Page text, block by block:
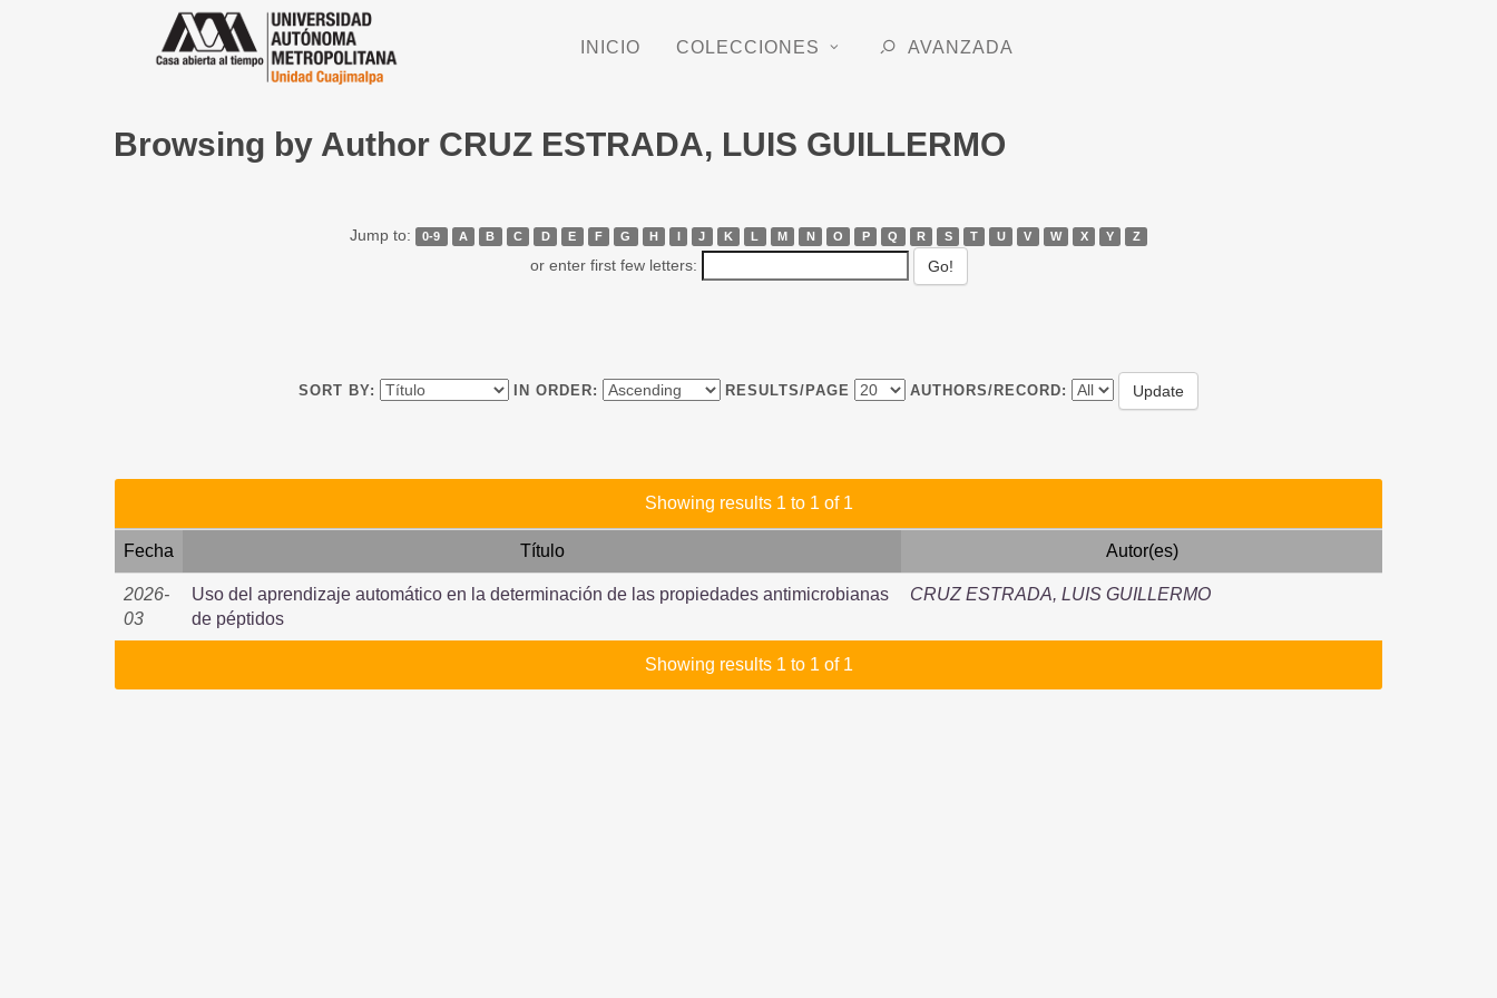
INICIO COLECCIONES AVANZADA
Browsing by Author CRUZ ESTRADA, LUIS GUILLERMO
Jump to: 0-9 A B C D E F G H I J K L M N O P Q R S T U V W X Y Z
or enter first few letters:
SORT BY: IN ORDER: RESULTS/PAGE AUTHORS/RECORD:
Showing results 1 to 1 of 1
Fecha Título Autor(es)
2026-
03
Uso del aprendizaje automático en la determinación de las propiedades antimicrobianas
de péptidos
CRUZ ESTRADA, LUIS GUILLERMO
Showing results 1 to 1 of 1